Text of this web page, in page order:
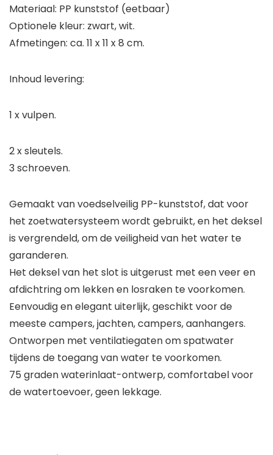
Materiaal: PP kunststof (eetbaar)
Optionele kleur: zwart, wit.
Afmetingen: ca. 11 x 11 x 8 cm.
Inhoud levering:
1 x vulpen.
2 x sleutels.
3 schroeven.
Gemaakt van voedselveilig PP-kunststof, dat voor
het zoetwatersysteem wordt gebruikt, en het deksel
is vergrendeld, om de veiligheid van het water te
garanderen.
Het deksel van het slot is uitgerust met een veer en
afdichtring om lekken en losraken te voorkomen.
Eenvoudig en elegant uiterlijk, geschikt voor de
meeste campers, jachten, campers, aanhangers.
Ontworpen met ventilatiegaten om spatwater
tijdens de toegang van water te voorkomen.
75 graden waterinlaat-ontwerp, comfortabel voor
de watertoevoer, geen lekkage.